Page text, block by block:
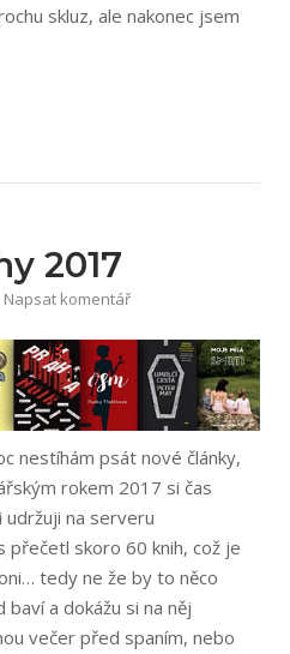
skluz, ale nakonec jsem
2017
Napsat komentář
nestíhám psát nové články,
rokem 2017 si čas
udržuji na serveru
přečetl skoro 60 knih, což je
tedy ne že by to něco
baví a dokážu si na něj
večer před spaním, nebo